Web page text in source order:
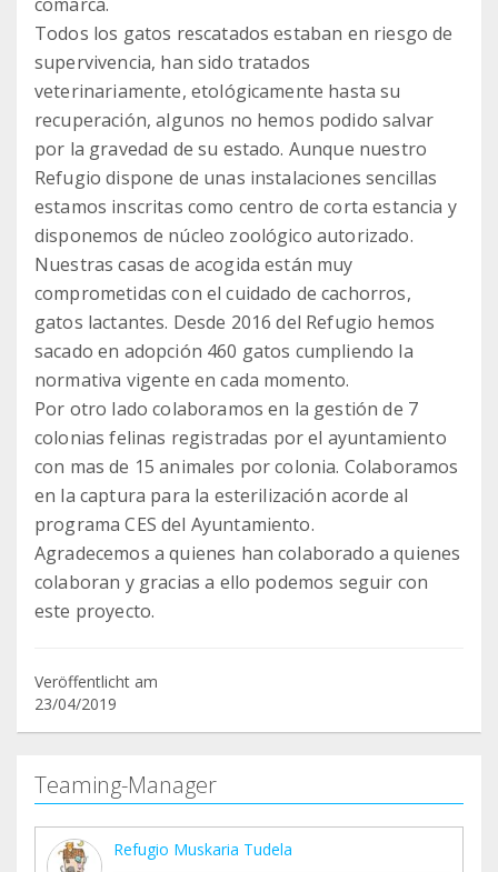
Todos los gatos rescatados estaban en riesgo de
supervivencia, han sido tratados
veterinariamente, etológicamente hasta su
recuperación, algunos no hemos podido salvar
por la gravedad de su estado. Aunque nuestro
Refugio dispone de unas instalaciones sencillas
estamos inscritas como centro de corta estancia y
disponemos de núcleo zoológico autorizado.
Nuestras casas de acogida están muy
comprometidas con el cuidado de cachorros,
gatos lactantes. Desde 2016 del Refugio hemos
sacado en adopción 460 gatos cumpliendo la
normativa vigente en cada momento.
Por otro lado colaboramos en la gestión de 7
colonias felinas registradas por el ayuntamiento
con mas de 15 animales por colonia. Colaboramos
en la captura para la esterilización acorde al
programa CES del Ayuntamiento.
Agradecemos a quienes han colaborado a quienes
colaboran y gracias a ello podemos seguir con
este proyecto.
Veröffentlicht am
23/04/2019
Teaming-Manager
Refugio Muskaria Tudela